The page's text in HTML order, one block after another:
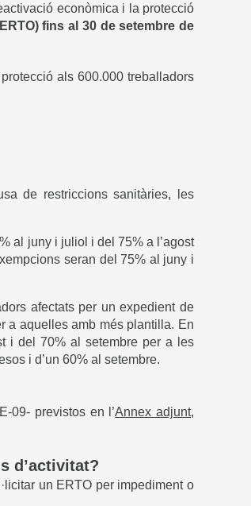
econòmica i la protecció
fins al 30 de setembre de
als 600.000 treballadors
de restriccions sanitàries, les
al ​​juny i juliol i del 75% a l’agost
seran del 75% al ​​juny i
afectats per un expedient de
a aquelles amb més plantilla. En
i del 70% al setembre per a les
i d’un 60% al setembre.
09- previstos en l’Annex adjunt,
d’activitat?
un ERTO per impediment o